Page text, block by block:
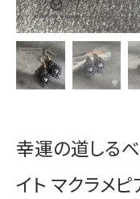
幸運の道しる
イト マクラメピ